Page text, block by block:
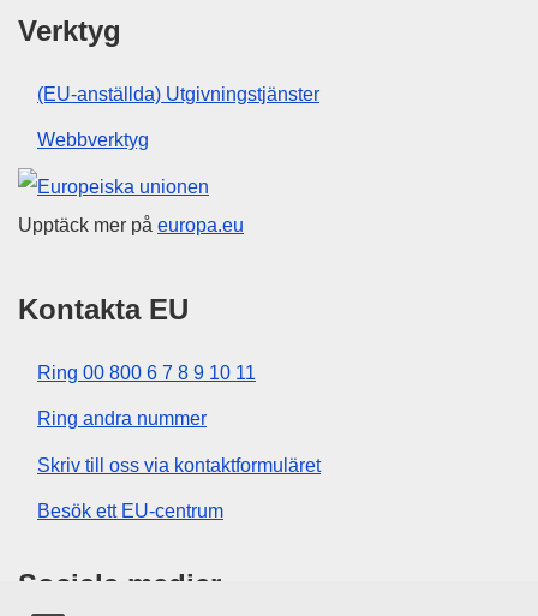
Verktyg
(EU-anställda) Utgivningstjänster
Webbverktyg
Europeiska unionen
Upptäck mer på europa.eu
Kontakta EU
Ring 00 800 6 7 8 9 10 11
Ring andra nummer
Skriv till oss via kontaktformuläret
Besök ett EU-centrum
Sociala medier